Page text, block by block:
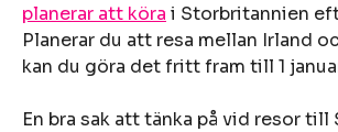
planerar att köra i Storbritannien
Planerar du att resa mellan Irland
kan du göra det fritt fram till 1
En bra sak att tänka på vid resor